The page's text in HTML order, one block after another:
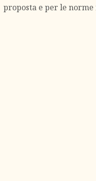
proposta e per le